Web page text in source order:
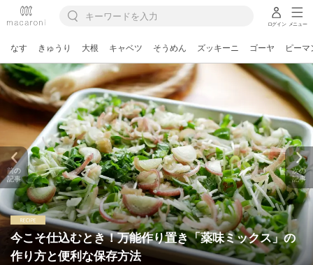
ログイン メニュー
なす きゅうり 大根 キャベツ そうめん ズッキーニ ゴーヤ ピーマ
今こそ仕込むとき！万能作り置き「薬味ミックス」の
作り方と便利な保存方法
前の
記事
次の
記事